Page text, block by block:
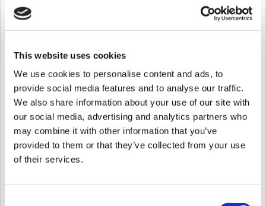
This website uses cookies
We use cookies to personalise content and ads, to
provide social media features and to analyse our traffic.
We also share information about your use of our site with
our social media, advertising and analytics partners who
may combine it with other information that you’ve
provided to them or that they’ve collected from your use
of their services.
1)
Fecha: lunes, 27 de abril de 2020
Hora: 4:00 PM ~ 5:00 PM, GMT +9, Seúl
8:00 AM - 9:00 AM, GMT +1, Londres
De 01:00 a 12:00, GMT+4, Dubái
2)
Fecha: martes, 28 de abril de 2020
Hora: 8:00 AM ~ 9:00 AM, GMT +9, Seúl
Fecha: lunes, 27 de abril de 2020